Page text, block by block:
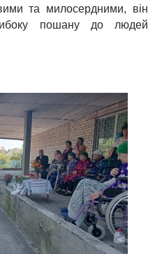
та милосердними, він
пошану до людей